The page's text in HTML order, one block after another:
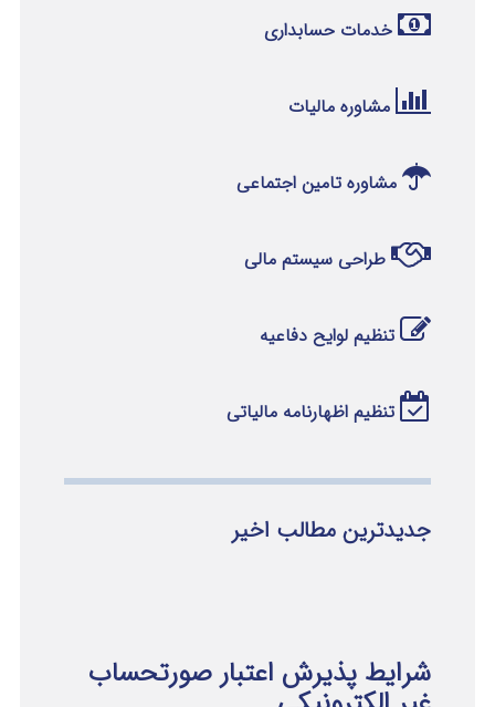
خدمات حسابداری
مشاوره مالیات
مشاوره تامین اجتماعی
طراحی سیستم مالی
تنظیم لوایح دفاعیه
تنظیم اظهارنامه مالیاتی
جدیدترین مطالب اخیر
شرایط پذیرش اعتبار صورتحساب